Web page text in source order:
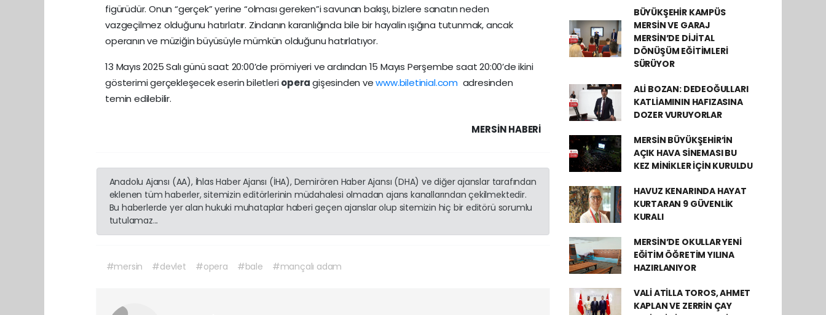
figürüdür. Onun “gerçek” yerine “olması gereken”i savunan bakışı, bizlere sanatın neden
vazgeçilmez olduğunu hatırlatır. Zindanın karanlığında bile bir hayalin ışığına tutunmak, ancak
operanın ve müziğin büyüsüyle mümkün olduğunu hatırlatıyor.
13 Mayıs 2025 Salı günü saat 20:00’de prömiyeri ve ardından 15 Mayıs Perşembe saat 20:00’de ikini
gösterimi gerçekleşecek eserin biletlerioperagişesinden vewww.biletinial.comadresinden
temin edilebilir.
MERSIN HABERİ
Anadolu Ajansı (AA), İhlas Haber Ajansı (İHA), Demirören Haber Ajansı (DHA) ve diğer ajanslar tarafından
eklenen tüm haberler, sitemizin editörlerinin müdahalesi olmadan ajans kanallarından çekilmektedir.
Bu haberlerde yer alan hukuki muhataplar haberi geçen ajanslar olup sitemizin hiç bir editörü sorumlu
tutulamaz...
#mersin #devlet #opera #bale #mançalı adam
BÜYÜKŞEHİR KAMPÜS
MERSİN VE GARAJ
MERSİN’DE DİJİTAL
DÖNÜŞÜM EĞİTİMLERİ
SÜRÜYOR
ALİ BOZAN: DEDEOĞULLARI
KATLİAMININ HAFIZASINA
DOZER VURUYORLAR
MERSİN BÜYÜKŞEHİR’İN
AÇIK HAVA SİNEMASI BU
KEZ MİNİKLER İÇİN KURULDU
HAVUZ KENARINDA HAYAT
KURTARAN 9 GÜVENLİK
KURALI
MERSİN’DE OKULLAR YENİ
EĞİTİM ÖĞRETİM YILINA
HAZIRLANIYOR
VALİ ATİLLA TOROS, AHMET
KAPLAN VE ZERRİN ÇAY